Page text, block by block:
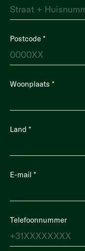
Postcode *
Woonplaats *
Land *
E-mail *
Telefoonnummer